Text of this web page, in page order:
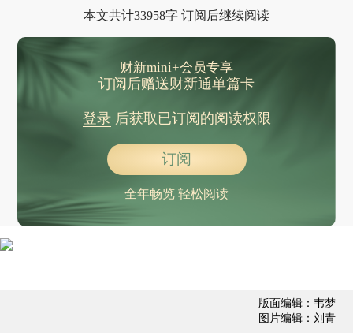
古巴代表谴责美国霸权政策：能源围困等同战争行为
美国在加勒比地区部署约1300名海军陆战队员
美国财政部对伊朗实施新制裁
特朗普被曝推迟就伊朗相关协议作最终决定
美军称在东太平洋打击所谓“贩毒船”致3人死亡
中国、俄罗斯等6国，投弃权票
国务院正式批复同意：粤港澳游艇自由行要来了
本文共计33958字 订阅后继续阅读
财新mini+会员专享
订阅后赠送财新通单篇卡
登录后获取已订阅的阅读权限
订阅
全年畅览 轻松阅读
版面编辑：韦梦
图片编辑：刘青